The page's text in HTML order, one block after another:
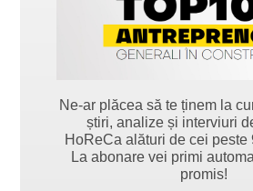
Ne-ar plăcea să te ținem la
știri, analize și interviuri
HoReCa alături de cei peste
La abonare vei primi
promis!